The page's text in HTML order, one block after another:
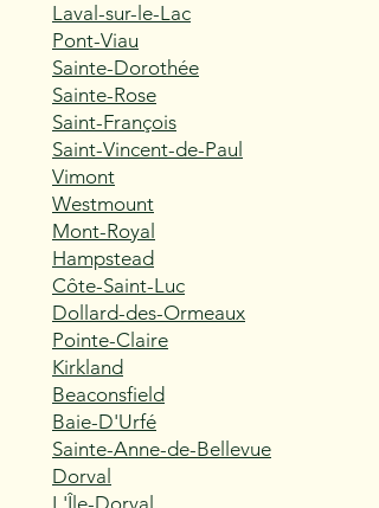
Laval-sur-le-Lac
Pont-Viau
Sainte-Dorothée
Sainte-Rose
Saint-François
Saint-Vincent-de-Paul
Vimont
Westmount
Mont-Royal
Hampstead
Côte-Saint-Luc
Dollard-des-Ormeaux
Pointe-Claire
Kirkland
Beaconsfield
Baie-D'Urfé
Sainte-Anne-de-Bellevue
Dorval
L'Île-Dorval